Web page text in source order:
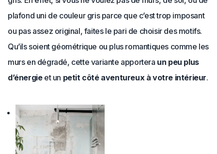
plafond uni de couleur gris parce que c’est trop imposant
ou pas assez original, faites le pari de choisir des motifs.
Qu’ils soient géométrique ou plus romantiques comme les
murs en dégradé, cette variante apportera un peu plus
d’énergieet un petit côté aventureux à votre intérieur.